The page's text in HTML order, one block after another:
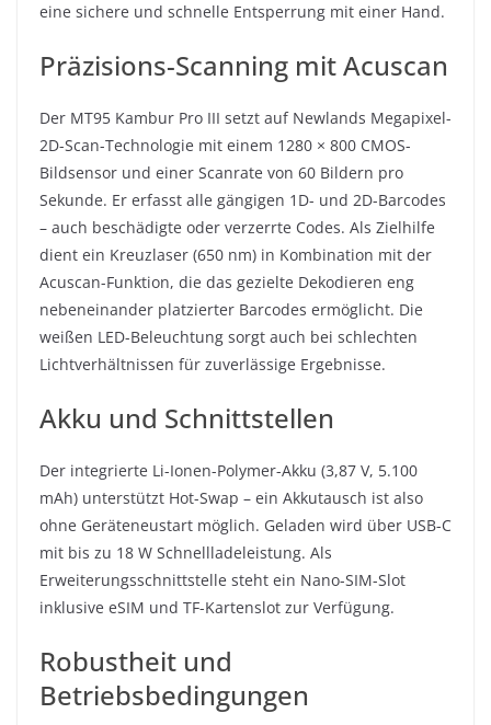
eine sichere und schnelle Entsperrung mit einer Hand.
Präzisions-Scanning mit Acuscan
Der MT95 Kambur Pro III setzt auf Newlands Megapixel-
2D-Scan-Technologie mit einem 1280 × 800 CMOS-
Bildsensor und einer Scanrate von 60 Bildern pro
Sekunde. Er erfasst alle gängigen 1D- und 2D-Barcodes
– auch beschädigte oder verzerrte Codes. Als Zielhilfe
dient ein Kreuzlaser (650 nm) in Kombination mit der
Acuscan-Funktion, die das gezielte Dekodieren eng
nebeneinander platzierter Barcodes ermöglicht. Die
weißen LED-Beleuchtung sorgt auch bei schlechten
Lichtverhältnissen für zuverlässige Ergebnisse.
Akku und Schnittstellen
Der integrierte Li-Ionen-Polymer-Akku (3,87 V, 5.100
mAh) unterstützt Hot-Swap – ein Akkutausch ist also
ohne Geräteneustart möglich. Geladen wird über USB-C
mit bis zu 18 W Schnellladeleistung. Als
Erweiterungsschnittstelle steht ein Nano-SIM-Slot
inklusive eSIM und TF-Kartenslot zur Verfügung.
Robustheit und
Betriebsbedingungen